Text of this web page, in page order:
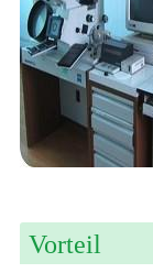
Vorteil